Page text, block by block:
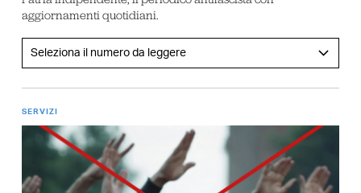
aggiornamenti quotidiani.
SERVIZI